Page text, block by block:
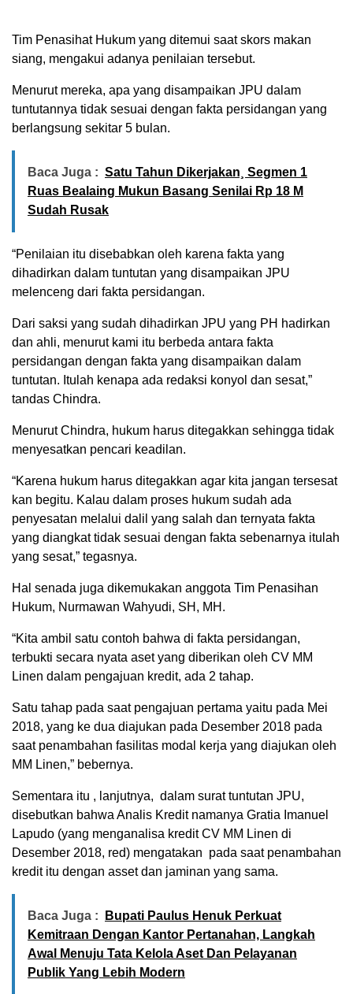
Tim Penasihat Hukum yang ditemui saat skors makan
siang, mengakui adanya penilaian tersebut.
Menurut mereka, apa yang disampaikan JPU dalam
tuntutannya tidak sesuai dengan fakta persidangan yang
berlangsung sekitar 5 bulan.
Baca Juga : Satu Tahun Dikerjakan¸ Segmen 1
Ruas Bealaing Mukun Basang Senilai Rp 18 M
Sudah Rusak
“Penilaian itu disebabkan oleh karena fakta yang
dihadirkan dalam tuntutan yang disampaikan JPU
melenceng dari fakta persidangan.
Dari saksi yang sudah dihadirkan JPU yang PH hadirkan
dan ahli, menurut kami itu berbeda antara fakta
persidangan dengan fakta yang disampaikan dalam
tuntutan. Itulah kenapa ada redaksi konyol dan sesat,”
tandas Chindra.
Menurut Chindra, hukum harus ditegakkan sehingga tidak
menyesatkan pencari keadilan.
“Karena hukum harus ditegakkan agar kita jangan tersesat
kan begitu. Kalau dalam proses hukum sudah ada
penyesatan melalui dalil yang salah dan ternyata fakta
yang diangkat tidak sesuai dengan fakta sebenarnya itulah
yang sesat,” tegasnya.
Hal senada juga dikemukakan anggota Tim Penasihan
Hukum, Nurmawan Wahyudi, SH, MH.
“Kita ambil satu contoh bahwa di fakta persidangan,
terbukti secara nyata aset yang diberikan oleh CV MM
Linen dalam pengajuan kredit, ada 2 tahap.
Satu tahap pada saat pengajuan pertama yaitu pada Mei
2018, yang ke dua diajukan pada Desember 2018 pada
saat penambahan fasilitas modal kerja yang diajukan oleh
MM Linen,” bebernya.
Sementara itu , lanjutnya, dalam surat tuntutan JPU,
disebutkan bahwa Analis Kredit namanya Gratia Imanuel
Lapudo (yang menganalisa kredit CV MM Linen di
Desember 2018, red) mengatakan pada saat penambahan
kredit itu dengan asset dan jaminan yang sama.
Baca Juga :
Bupati Paulus Henuk Perkuat
Kemitraan Dengan Kantor Pertanahan, Langkah
Awal Menuju Tata Kelola Aset Dan Pelayanan
Publik Yang Lebih Modern